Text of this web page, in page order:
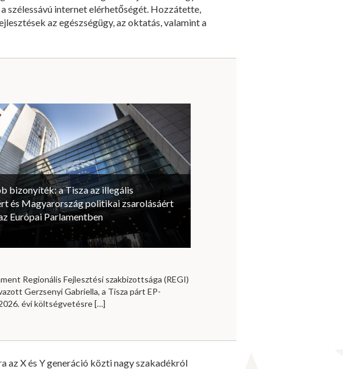
szélessávú internet elérhetőségét. Hozzátette,
az egészségügy, az oktatás, valamint a
bizonyíték: a Tisza az illegális
és Magyarország politikai zsarolásáért
Európai Parlamentben
Regionális Fejlesztési szakbizottsága (REGI)
Gerzsenyi Gabriella, a Tisza párt EP-
évi költségvetésre[…]
X és Y generáció közti nagy szakadékról